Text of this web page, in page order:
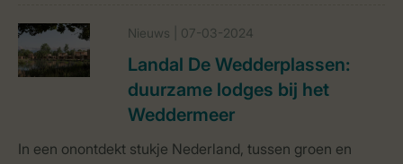
Nieuws | 07-03-2024
Landal De Wedderplassen:
duurzame lodges bij het
Weddermeer
In een onontdekt stukje Nederland, tussen groen en